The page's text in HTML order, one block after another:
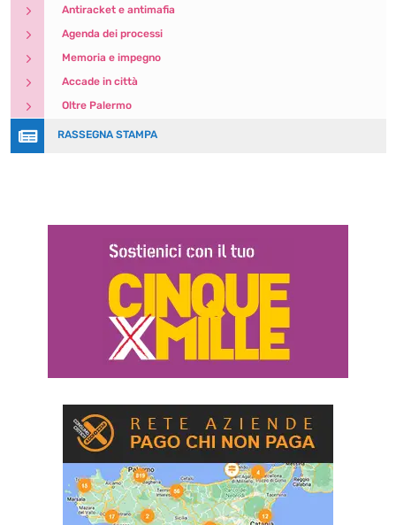
5 Antiracket e antimafia
5 Agenda dei processi
5 Memoria e impegno
5 Accade in città
5 Oltre Palermo
 RASSEGNA STAMPA